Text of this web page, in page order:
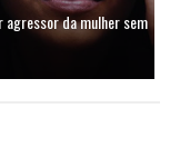
da mulher sem